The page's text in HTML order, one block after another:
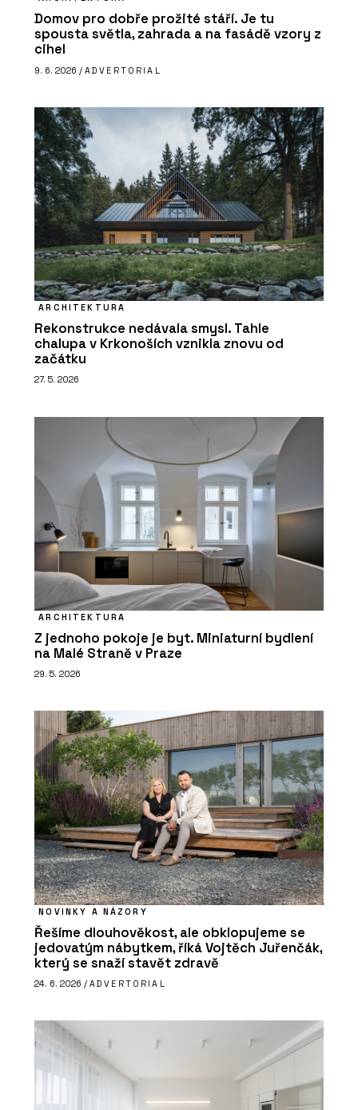
Domov pro dobře prožité stáří. Je tu
spousta světla, zahrada a na fasádě vzory z
cihel
9. 6. 2026 / ADVERTORIAL
ARCHITEKTURA
Rekonstrukce nedávala smysl. Tahle
chalupa v Krkonoších vznikla znovu od
začátku
27. 5. 2026
ARCHITEKTURA
Z jednoho pokoje je byt. Miniaturní bydlení
na Malé Straně v Praze
29. 5. 2026
NOVINKY A NÁZORY
Řešíme dlouhověkost, ale obklopujeme se
jedovatým nábytkem, říká Vojtěch Juřenčák,
který se snaží stavět zdravě
24. 6. 2026 / ADVERTORIAL